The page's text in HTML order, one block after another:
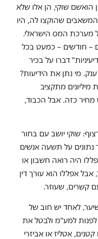
שוקי, הן אלו שלא
שהוקצו לה, היו
מערכת המס הישראלי.
– חודשים – כמעט בכל
דברו על בכיר
מי נתן את הידיעות?
מתקציב
כזה. אבל הכבוד,
שוקי יושב עם בחור
על תשעה אנשים
היה רואה חשבון או
אפללו הוא עורך דין
קשרים, שעוזר.
לאחד יש חוב של
לפנות למע"מ ולבטל את
אטליז או אביזרי